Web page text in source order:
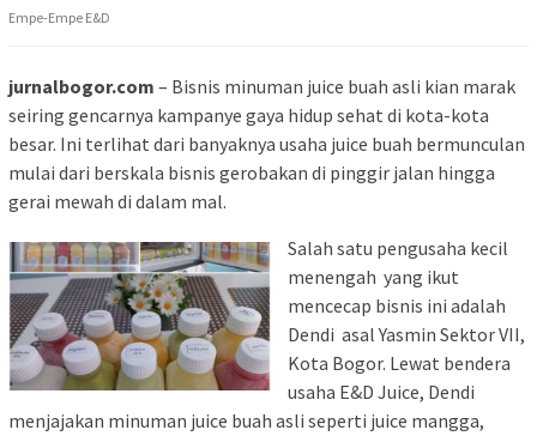
Empe-Empe E&D
jurnalbogor.com – Bisnis minuman juice buah asli kian marak
seiring gencarnya kampanye gaya hidup sehat di kota-kota
besar. Ini terlihat dari banyaknya usaha juice buah bermunculan
mulai dari berskala bisnis gerobakan di pinggir jalan hingga
gerai mewah di dalam mal.
Salah satu pengusaha kecil
menengah yang ikut
mencecap bisnis ini adalah
Dendi asal Yasmin Sektor VII,
Kota Bogor. Lewat bendera
usaha E&D Juice, Dendi
menjajakan minuman juice buah asli seperti juice mangga,